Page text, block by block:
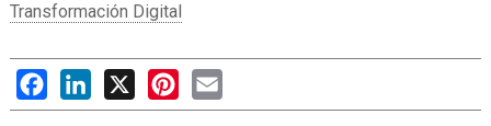
Transformación Digital
FacebookLinkedIn
X PinterestEmail